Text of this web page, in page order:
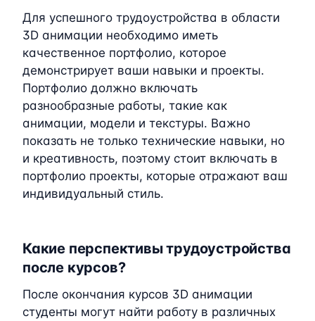
Для успешного трудоустройства в области
3D анимации необходимо иметь
качественное портфолио, которое
демонстрирует ваши навыки и проекты.
Портфолио должно включать
разнообразные работы, такие как
анимации, модели и текстуры. Важно
показать не только технические навыки, но
и креативность, поэтому стоит включать в
портфолио проекты, которые отражают ваш
индивидуальный стиль.
Какие перспективы трудоустройства
после курсов?
После окончания курсов 3D анимации
студенты могут найти работу в различных